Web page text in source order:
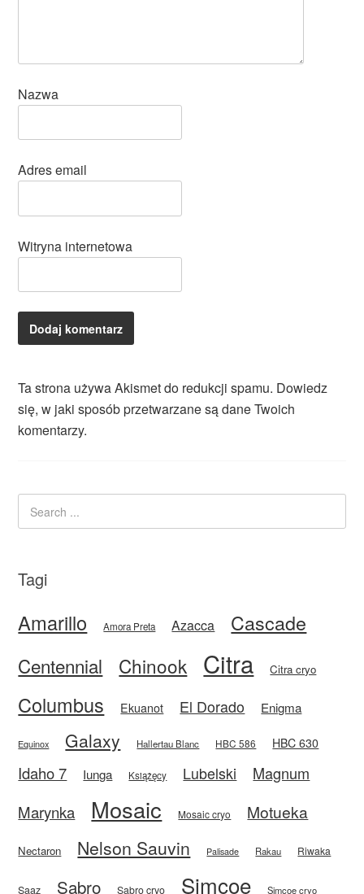
Nazwa
Adres email
Witryna internetowa
Ta strona używa Akismet do redukcji spamu. Dowiedz
się, w jaki sposób przetwarzane są dane Twoich
komentarzy.
Tagi
Amarillo Amora Preta Azacca Cascade
Centennial Chinook Citra Citra cryo
Columbus Ekuanot El Dorado Enigma
Equinox Galaxy Hallertau Blanc HBC 586 HBC 630
Idaho 7 Iunga Książęcy Lubelski
Magnum
Marynka
Mosaic Mosaic cryo Motueka
Nectaron Nelson Sauvin Palisade Rakau Riwaka
Saaz Sabro Sabro cryo Simcoe Simcoe cryo